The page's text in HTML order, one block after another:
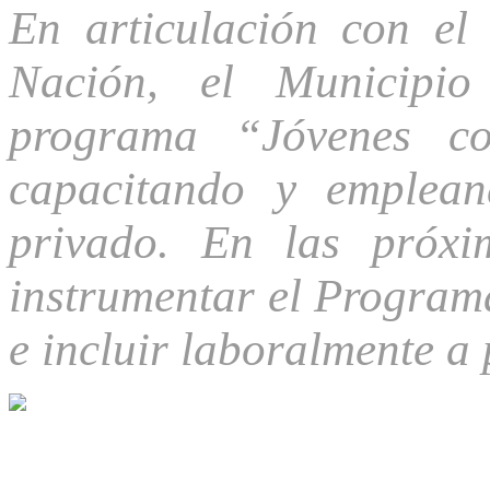
En articulación con
Nación, el
programa “Jóvenes
capacitando y
privado. En las
instrumentar el
e incluir laboralmente a